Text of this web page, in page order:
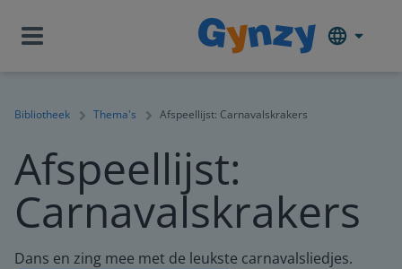
Bibliotheek Thema's Afspeellijst: Carnavalskrakers
Afspeellijst:
Carnavalskrakers
Dans en zing mee met de leukste carnavalsliedjes.